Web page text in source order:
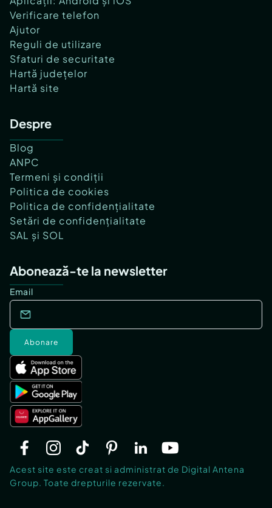
Verificare telefon
Ajutor
Reguli de utilizare
Sfaturi de securitate
Hartă județelor
Hartă site
Despre
Blog
ANPC
Termeni și condiții
Politica de cookies
Politica de confidențialitate
Setări de confidențialitate
SAL și SOL
Abonează-te la newsletter
Email
Abonare
Acest site este creat si administrat de Digital Antena
Group. Toate drepturile rezervate.